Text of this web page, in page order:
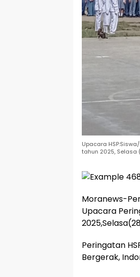
Upacara
tahun 2025, Selasa
Moranews-
Upacara
Peringatan
Bergerak,